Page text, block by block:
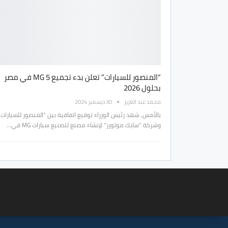
“المنصور للسيارات” تعلن بدء تجميع MG 5 في مصر
بحلول 2026
محمد عبد العزيز 30 ديسمبر 2024
بالأمس، شهد رئيس الوزراء توقيع اتفاقية بين "المنصور
وشركة "سايك موتورز" لإنشاء مصنع لتصنيع سيارات MG في…